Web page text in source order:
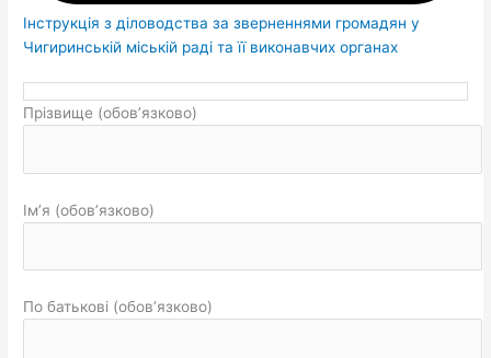
Інструкція з діловодства за зверненнями громадян у
Чигиринській міській раді та її виконавчих органах
Прізвище (обов’язково)
Ім’я (обов’язково)
По батькові (обов’язково)